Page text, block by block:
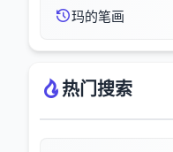
玛的笔画
热门搜索